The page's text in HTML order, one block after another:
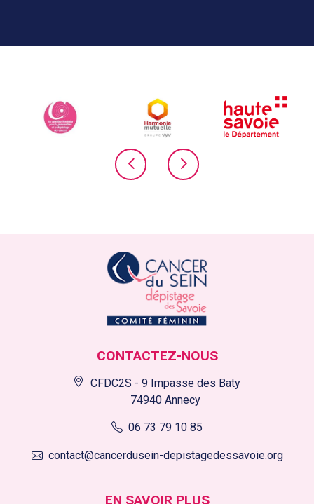
CONTACTEZ-NOUS
CFDC2S - 9 Impasse des Baty
74940 Annecy
06 73 79 10 85
contact@cancerdusein-depistagedessavoie.org
EN SAVOIR PLUS